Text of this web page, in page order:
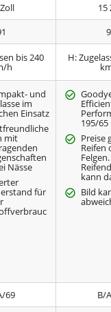
15
bis 240
h
H:
und
im
Einsatz
mit
Nässe
für
195/65
Preise
Reifen
kann
Bild
69 B/